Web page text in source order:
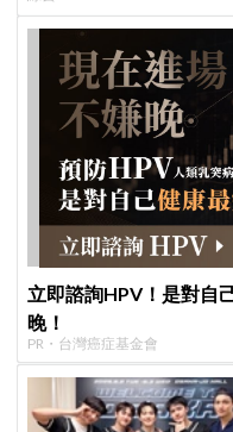
立即諮詢HPV！是對自
晚！
PR・台灣癌症基金會